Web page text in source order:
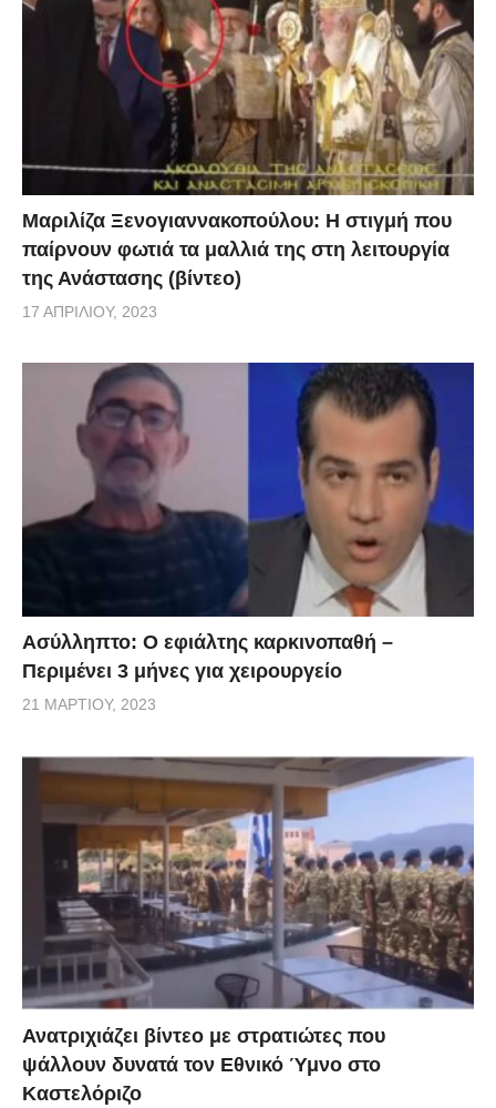
Μαριλίζα Ξενογιαννακοπούλου: Η στιγμή που
παίρνουν φωτιά τα μαλλιά της στη λειτουργία
της Ανάστασης (βίντεο)
17 ΑΠΡΙΛΊΟΥ, 2023
Ασύλληπτο: Ο εφιάλτης καρκινοπαθή –
Περιμένει 3 μήνες για χειρουργείο
21 ΜΑΡΤΊΟΥ, 2023
Ανατριχιάζει βίντεο με στρατιώτες που
ψάλλουν δυνατά τον Εθνικό Ύμνο στο
Καστελόριζο